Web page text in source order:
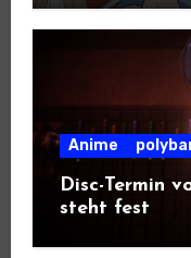
Anime
Disc-Termin
steht fest